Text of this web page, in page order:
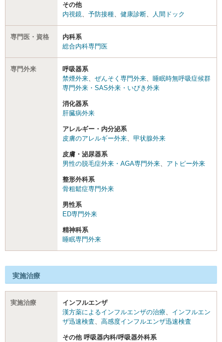
その他
内視鏡
予防接種 健康診断 人間ドック
専門医・資格
内科系
総合内科専門医
専門外来
呼吸器系
禁煙外来
ぜんそく専門外来
睡眠時無呼吸症候群
専門外来・SAS外来・いびき外来
消化器系
肝臓病外来
アレルギー・内分泌系
皮膚のアレルギー外来
甲状腺外来
皮膚・泌尿器系
男性の脱毛症外来・AGA専門外来
アトピー外来
整形外科系
骨粗鬆症専門外来
男性系
ED専門外来
精神科系
睡眠専門外来
実施治療
実施治療
インフルエンザ
漢方薬によるインフルエンザの治療
インフルエン
ザ迅速検査
高感度インフルエンザ迅速検査
その他 呼吸器内科/呼吸器外科系